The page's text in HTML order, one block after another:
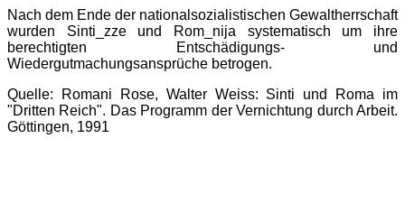
Nach dem Ende der nationalsozialistischen Gewaltherrschaft
wurden Sinti_zze und Rom_nija systematisch um ihre
berechtigten Entschädigungs- und
Wiedergutmachungsansprüche betrogen.
Quelle: Romani Rose, Walter Weiss: Sinti und Roma im
"Dritten Reich". Das Programm der Vernichtung durch Arbeit.
Göttingen, 1991